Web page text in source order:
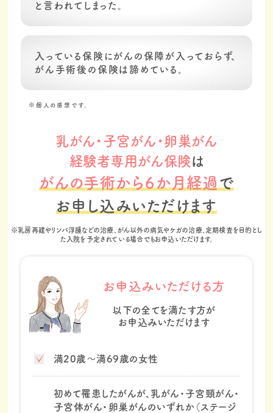
※ご契約者さまの声は、過去に販売していた女性特有が
と言われてしまった。
入っている保険にがんの保障が入っておらず、
がん手術後の保険は諦めている。
※個人の感想です。
乳がん・子宮がん・卵巣がん
経験者専用がん保険は
がんの手術から６か月経過 で
お申し込みいただけます
※乳房再建やリンパ浮腫などの治療、がん以外の病気やケガの治療、定期検査を目的とし
た入院を予定されている場合でもお申込いただけます。​
お申込みいただける方
以下の全てを満たす方が
お申込みいただけます
満20歳～満69歳の女性​
初めて罹患したがんが、乳がん・子宮頸がん・
子宮体がん・卵巣がんのいずれか（ステージ